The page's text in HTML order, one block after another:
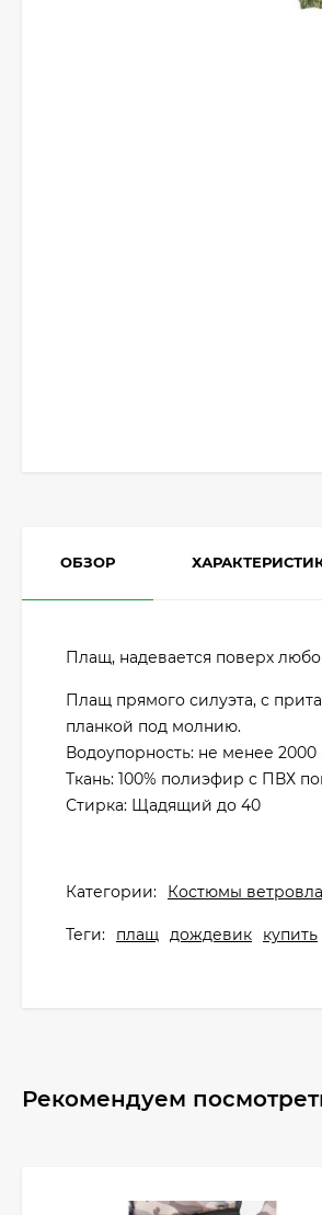
ОБЗОР
Плащ, надевается поверх
Плащ прямого силуэта, с
планкой под молнию.
Водоупорность: не менее 2000
Ткань: 100% полиэфир с ПВХ
Стирка: Щадящий до 40
Категории: Костюмы
Теги: плащ дождевик купить
Рекомендуем